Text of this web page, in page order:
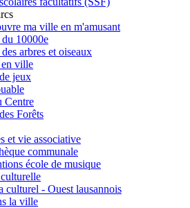
ma ville en m'amusant
du 10000e
arbres et oiseaux
ville
jeux
Centre
Forêts
et vie associative
communale
école de musique
culturel - Ouest lausannois
la ville